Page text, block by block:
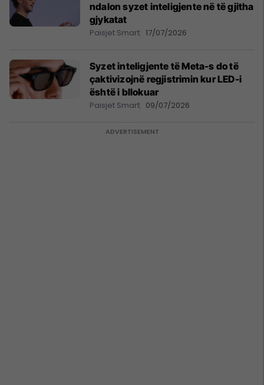
ndalon syzet inteligjente në të gjitha
gjykatat
Paisjet Smart 17/07/2026
Syzet inteligjente të Meta-s do të
çaktivizojnë regjistrimin kur LED-i
është i bllokuar
Paisjet Smart 09/07/2026